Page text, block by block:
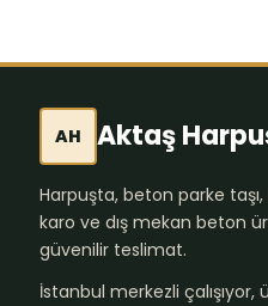
AH Aktaş
Harpuşta, beton parke
karo ve dış mekan beton
güvenilir teslimat.
İstanbul merkezli